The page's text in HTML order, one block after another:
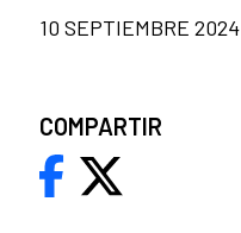
10 SEPTIEMBRE 2024
COMPARTIR